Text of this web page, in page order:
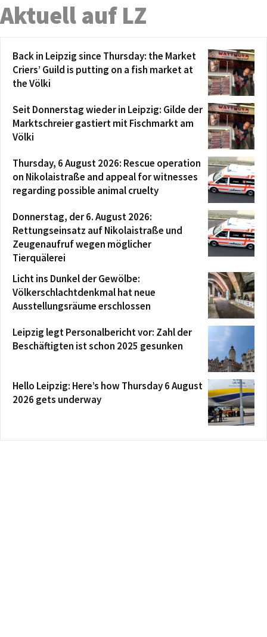
Aktuell auf LZ
Back in Leipzig since Thursday: the Market
Criers’ Guild is putting on a fish market at
the Völki
Seit Donnerstag wieder in Leipzig: Gilde der
Marktschreier gastiert mit Fischmarkt am
Völki
Thursday, 6 August 2026: Rescue operation
on Nikolaistraße and appeal for witnesses
regarding possible animal cruelty
Donnerstag, der 6. August 2026:
Rettungseinsatz auf Nikolaistraße und
Zeugenaufruf wegen möglicher
Tierquälerei
Licht ins Dunkel der Gewölbe:
Völkerschlachtdenkmal hat neue
Ausstellungsräume erschlossen
Leipzig legt Personalbericht vor: Zahl der
Beschäftigten ist schon 2025 gesunken
Hello Leipzig: Here’s how Thursday 6 August
2026 gets underway